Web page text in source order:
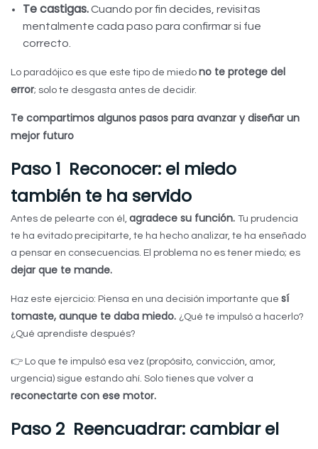
Te castigas.Cuando por fin decides, revisitas
mentalmente cada paso para confirmar si fue
correcto.
Lo paradójico es que este tipo de miedo no te protege del
error; solo te desgasta antes de decidir.
Te compartimos algunos pasos para avanzar y diseñar un
mejor futuro
Paso 1 Reconocer: el miedo
también te ha servido
Antes de pelearte con él, agradece su función. Tu prudencia
te ha evitado precipitarte, te ha hecho analizar, te ha enseñado
a pensar en consecuencias. El problema no es tener miedo; es
dejar que te mande.
Haz este ejercicio: Piensa en una decisión importante que sí
tomaste, aunque te daba miedo. ¿Qué te impulsó a hacerlo?
¿Qué aprendiste después?
👉 Lo que te impulsó esa vez (propósito, convicción, amor,
urgencia) sigue estando ahí. Solo tienes que volver a
reconectarte con ese motor.
Paso 2 Reencuadrar: cambiar el